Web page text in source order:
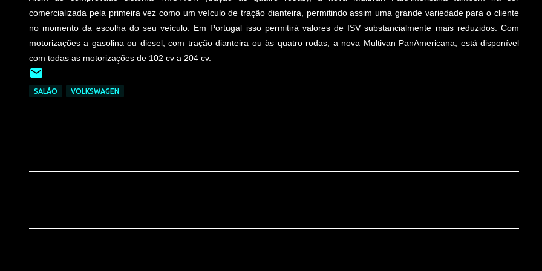
comercializada pela primeira vez como um veículo de tração dianteira, permitindo assim uma grande variedade para o cliente
no momento da escolha do seu veículo. Em Portugal isso permitirá valores de ISV substancialmente mais reduzidos. Com
motorizações a gasolina ou diesel, com tração dianteira ou às quatro rodas, a nova Multivan PanAmericana, está disponível
com todas as motorizações de 102 cv a 204 cv.
SALÃO VOLKSWAGEN